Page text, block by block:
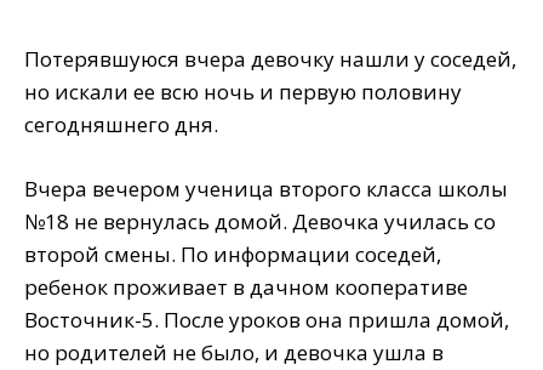
Потерявшуюся вчера девочку нашли у соседей,
но искали ее всю ночь и первую половину
сегодняшнего дня.
Вчера вечером ученица второго класса школы
№18 не вернулась домой. Девочка училась со
второй смены. По информации соседей,
ребенок проживает в дачном кооперативе
Восточник-5. После уроков она пришла домой,
но родителей не было, и девочка ушла в